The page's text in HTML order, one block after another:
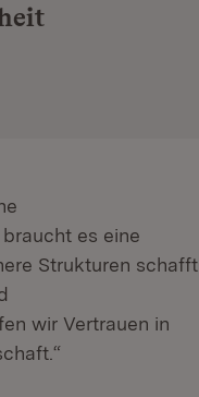
es eine
Strukturen schafft.
wir Vertrauen in